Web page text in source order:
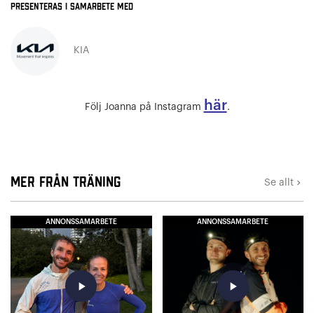
Presenteras i samarbete med
KIA
Följ Joanna på Instagram här.
Mer från Träning Se allt keyboard_arrow_right
ANNONSSAMARBETE
play_arrow
ANNONSSAMARBETE
play_arrow